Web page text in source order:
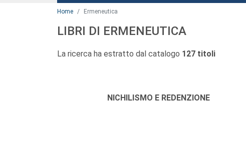
Home Ermeneutica
LIBRI DI ERMENEUTICA
La ricerca ha estratto dal catalogo 127 titoli
Autori:
Titolo:
NICHILISMO E REDENZIONE